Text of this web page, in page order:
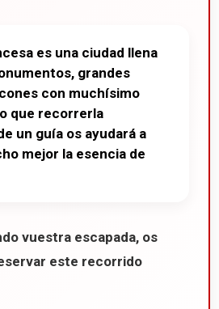
es una ciudad llena
grandes
con muchísimo
que recorrerla
un guía os ayudará a
mejor la esencia de
vuestra escapada, os
este recorrido